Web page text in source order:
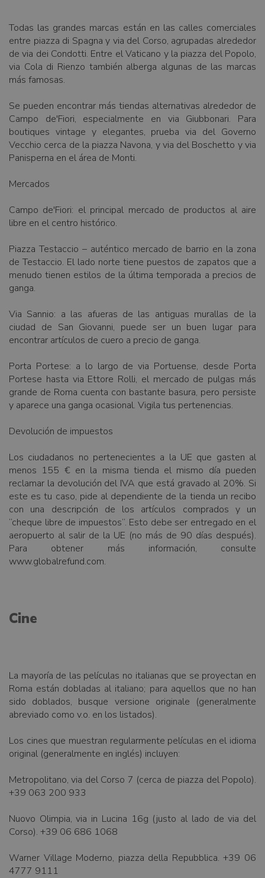
Todas las grandes marcas están en las calles comerciales
entre piazza di Spagna y via del Corso, agrupadas alrededor
de via dei Condotti. Entre el Vaticano y la piazza del Popolo,
via Cola di Rienzo también alberga algunas de las marcas
más famosas.
Se pueden encontrar más tiendas alternativas alrededor de
Campo de'Fiori, especialmente en via Giubbonari. Para
boutiques vintage y elegantes, prueba via del Governo
Vecchio cerca de la piazza Navona, y via del Boschetto y via
Panisperna en el área de Monti.
Mercados
Campo de'Fiori: el principal mercado de productos al aire
libre en el centro histórico.
Piazza Testaccio – auténtico mercado de barrio en la zona
de Testaccio. El lado norte tiene puestos de zapatos que a
menudo tienen estilos de la última temporada a precios de
ganga.
Via Sannio: a las afueras de las antiguas murallas de la
ciudad de San Giovanni, puede ser un buen lugar para
encontrar artículos de cuero a precio de ganga.
Porta Portese: a lo largo de via Portuense, desde Porta
Portese hasta via Ettore Rolli, el mercado de pulgas más
grande de Roma cuenta con bastante basura, pero persiste
y aparece una ganga ocasional. Vigila tus pertenencias.
Devolución de impuestos
Los ciudadanos no pertenecientes a la UE que gasten al
menos 155 € en la misma tienda el mismo día pueden
reclamar la devolución del IVA que está gravado al 20%. Si
este es tu caso, pide al dependiente de la tienda un recibo
con una descripción de los artículos comprados y un
“cheque libre de impuestos”. Esto debe ser entregado en el
aeropuerto al salir de la UE (no más de 90 días después).
Para obtener más información, consulte
www.globalrefund.com.
Cine
La mayoría de las películas no italianas que se proyectan en
Roma están dobladas al italiano; para aquellos que no han
sido doblados, busque versione originale (generalmente
abreviado como v.o. en los listados).
Los cines que muestran regularmente películas en el idioma
original (generalmente en inglés) incluyen:
Metropolitano, via del Corso 7 (cerca de piazza del Popolo).
+39 063 200 933
Nuovo Olimpia, via in Lucina 16g (justo al lado de via del
Corso). +39 06 686 1068
Warner Village Moderno, piazza della Repubblica. +39 06
4777 9111